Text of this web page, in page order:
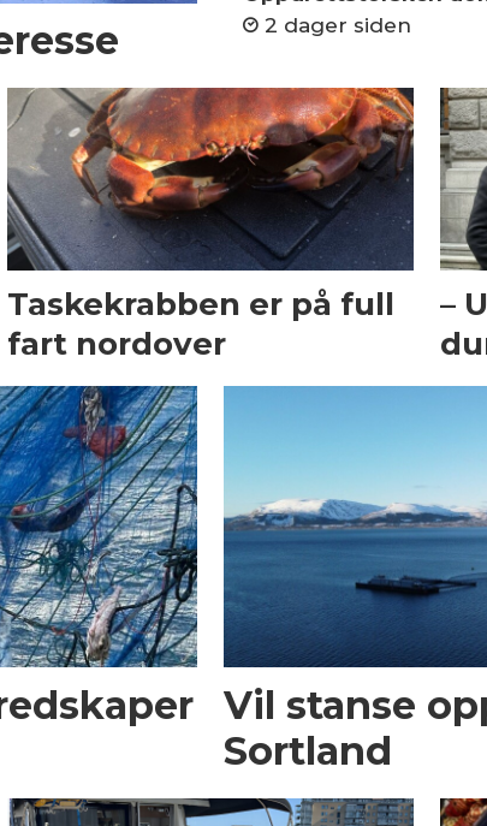
2 dager siden
Taskekrabben er på full
fart nordover
–
Vil stanse
Sortland